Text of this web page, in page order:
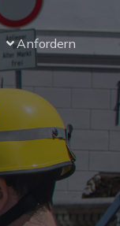
Anfordern